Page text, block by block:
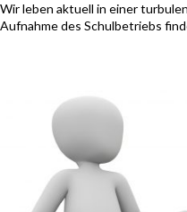
Wir leben aktuell in einer
Aufnahme des Schulbetriebs